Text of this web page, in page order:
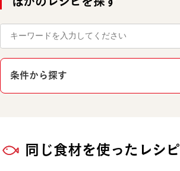
条件から探す
同じ食材を使ったレシピ